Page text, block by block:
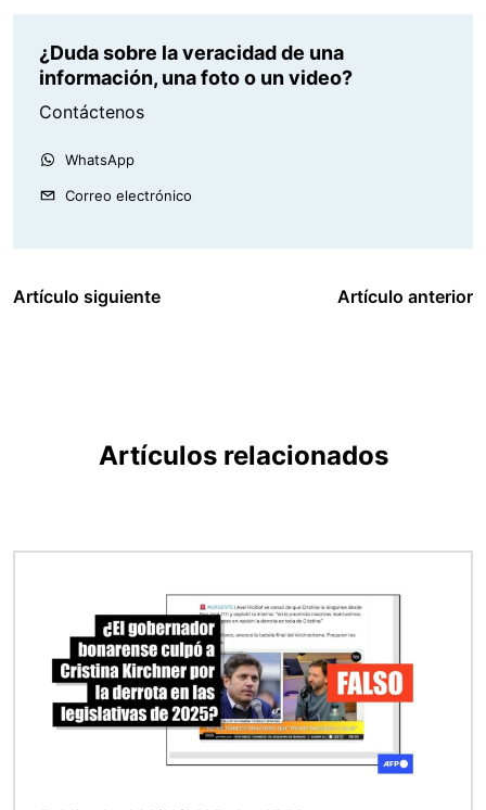
¿Duda sobre la veracidad de una
información, una foto o un video?
Contáctenos
WhatsApp
Correo electrónico
Artículo siguiente Artículo anterior
Artículos relacionados